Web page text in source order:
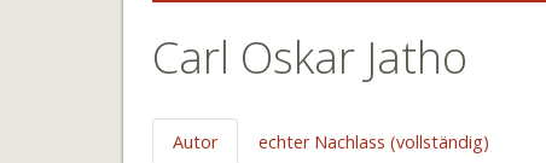
Carl Oskar Jatho
Autor echter Nachlass (vollständig)